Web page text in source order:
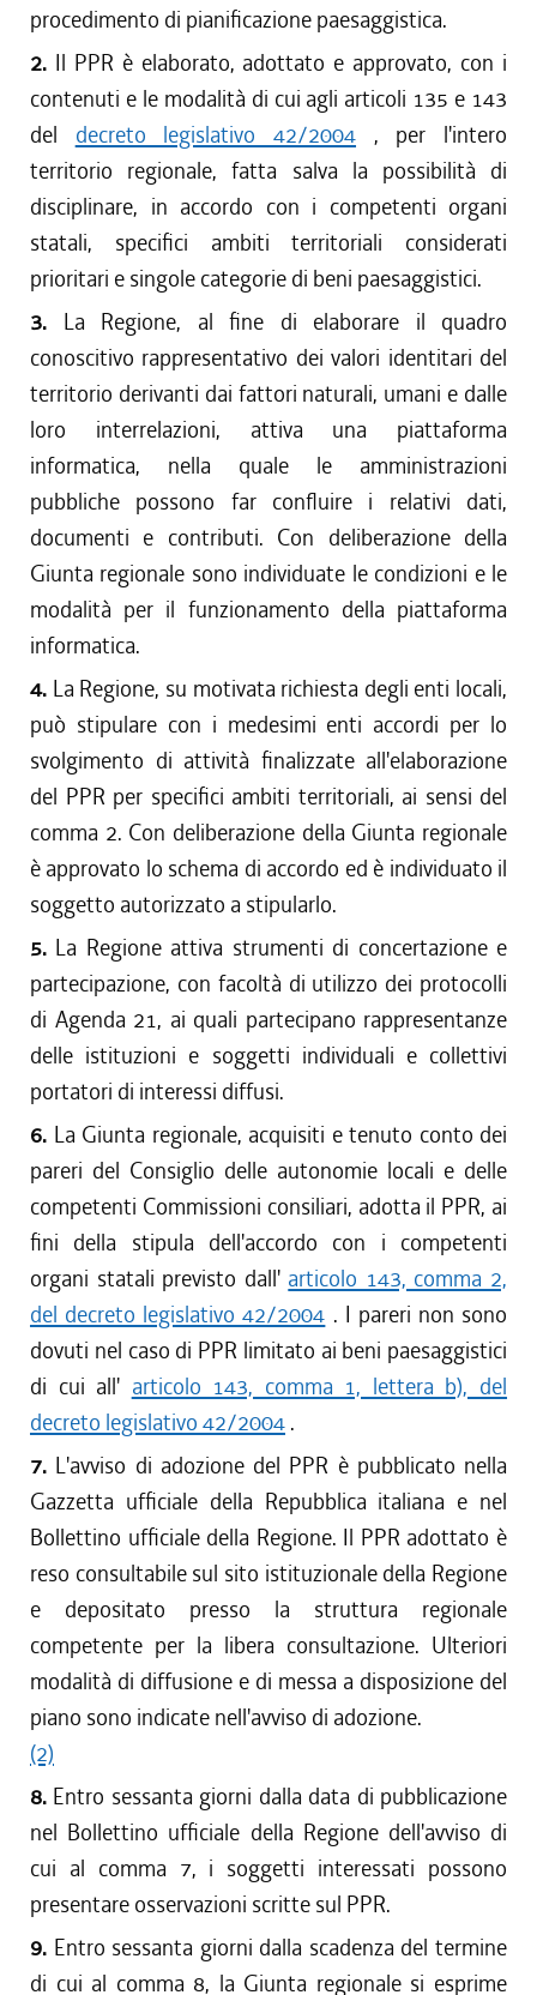
procedimento di pianificazione paesaggistica.
2. Il PPR è elaborato, adottato e approvato, con i
contenuti e le modalità di cui agli articoli 135 e 143
del decreto legislativo 42/2004 , per l'intero
territorio regionale, fatta salva la possibilità di
disciplinare, in accordo con i competenti organi
statali, specifici ambiti territoriali considerati
prioritari e singole categorie di beni paesaggistici.
3. La Regione, al fine di elaborare il quadro
conoscitivo rappresentativo dei valori identitari del
territorio derivanti dai fattori naturali, umani e dalle
loro interrelazioni, attiva una piattaforma
informatica, nella quale le amministrazioni
pubbliche possono far confluire i relativi dati,
documenti e contributi. Con deliberazione della
Giunta regionale sono individuate le condizioni e le
modalità per il funzionamento della piattaforma
informatica.
4. La Regione, su motivata richiesta degli enti locali,
può stipulare con i medesimi enti accordi per lo
svolgimento di attività finalizzate all'elaborazione
del PPR per specifici ambiti territoriali, ai sensi del
comma 2. Con deliberazione della Giunta regionale
è approvato lo schema di accordo ed è individuato il
soggetto autorizzato a stipularlo.
5. La Regione attiva strumenti di concertazione e
partecipazione, con facoltà di utilizzo dei protocolli
di Agenda 21, ai quali partecipano rappresentanze
delle istituzioni e soggetti individuali e collettivi
portatori di interessi diffusi.
6. La Giunta regionale, acquisiti e tenuto conto dei
pareri del Consiglio delle autonomie locali e delle
competenti Commissioni consiliari, adotta il PPR, ai
fini della stipula dell'accordo con i competenti
organi statali previsto dall' articolo 143, comma 2,
del decreto legislativo 42/2004 . I pareri non sono
dovuti nel caso di PPR limitato ai beni paesaggistici
di cui all' articolo 143, comma 1, lettera b), del
decreto legislativo 42/2004 .
7. L'avviso di adozione del PPR è pubblicato nella
Gazzetta ufficiale della Repubblica italiana e nel
Bollettino ufficiale della Regione. Il PPR adottato è
reso consultabile sul sito istituzionale della Regione
e depositato presso la struttura regionale
competente per la libera consultazione. Ulteriori
modalità di diffusione e di messa a disposizione del
piano sono indicate nell'avviso di adozione.
(2)
8. Entro sessanta giorni dalla data di pubblicazione
nel Bollettino ufficiale della Regione dell'avviso di
cui al comma 7, i soggetti interessati possono
presentare osservazioni scritte sul PPR.
9. Entro sessanta giorni dalla scadenza del termine
di cui al comma 8, la Giunta regionale si esprime